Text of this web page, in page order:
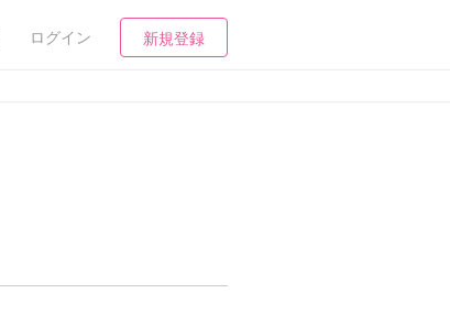
ログイン 新規登録